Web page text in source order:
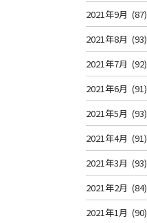
2021年9月 (87)
2021年8月 (93)
2021年7月 (92)
2021年6月 (91)
2021年5月 (93)
2021年4月 (91)
2021年3月 (93)
2021年2月 (84)
2021年1月 (90)